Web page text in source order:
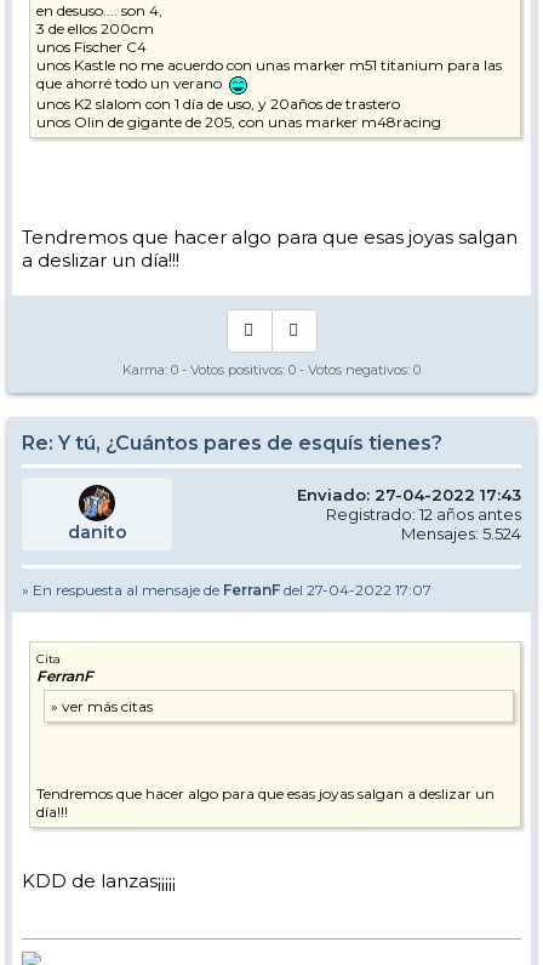
en desuso.... son 4,
3 de ellos 200cm
unos Fischer C4
unos Kastle no me acuerdo con unas marker m51 titanium para las
que ahorré todo un verano
unos K2 slalom con 1 día de uso, y 20años de trastero
unos Olin de gigante de 205, con unas marker m48racing
Tendremos que hacer algo para que esas joyas salgan
a deslizar un día!!!
Karma: 0 - Votos positivos: 0 - Votos negativos: 0
Re: Y tú, ¿Cuántos pares de esquís tienes?
danito
Enviado: 27-04-2022 17:43
Registrado: 12 años antes
Mensajes: 5.524
» En respuesta al mensaje de FerranF del 27-04-2022 17:07
Cita
FerranF
Tendremos que hacer algo para que esas joyas salgan a deslizar un
día!!!
KDD de lanzas¡¡¡¡¡